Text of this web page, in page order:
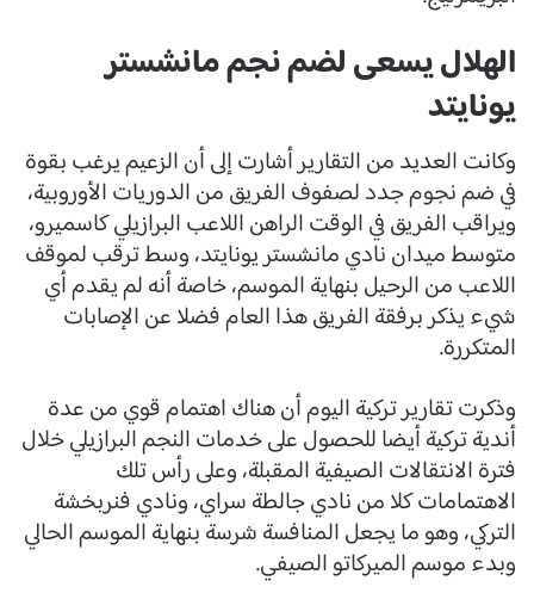
الهلال يسعى لضم نجم مانشستر
يونايتد
وكانت العديد من التقارير أشارت إلى أن الزعيم يرغب بقوة
في ضم نجوم جدد لصفوف الفريق من الدوريات الأوروبية،
ويراقب الفريق في الوقت الراهن اللاعب البرازيلي كاسميرو،
متوسط ميدان نادي مانشستر يونايتد، وسط ترقب لموقف
اللاعب من الرحيل بنهاية الموسم، خاصة أنه لم يقدم أي
شيء يذكر برفقة الفريق هذا العام فضلا عن الإصابات
المتكررة.
وذكرت تقارير تركية اليوم أن هناك اهتمام قوي من عدة
أندية تركية أيضا للحصول على خدمات النجم البرازيلي خلال
فترة الانتقالات الصيفية المقبلة، وعلى رأس تلك
الاهتمامات كلا من نادي جالطة سراي، ونادي فنربخشة
التركي، وهو ما يجعل المنافسة شرسة بنهاية الموسم الحالي
وبدء موسم الميركاتو الصيفي.